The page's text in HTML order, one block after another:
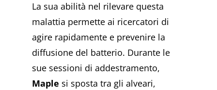
La sua abilità nel rilevare questa
malattia permette ai ricercatori di
agire rapidamente e prevenire la
diffusione del batterio. Durante le
sue sessioni di addestramento,
Maple si sposta tra gli alveari,